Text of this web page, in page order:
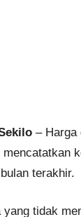
– Harga
terakhir.
yang tidak